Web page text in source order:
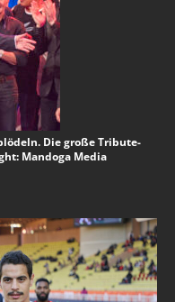
Die große Tribute-
Mandoga Media